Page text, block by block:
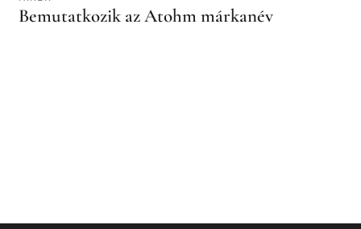
Bemutatkozik az Atohm márkanév